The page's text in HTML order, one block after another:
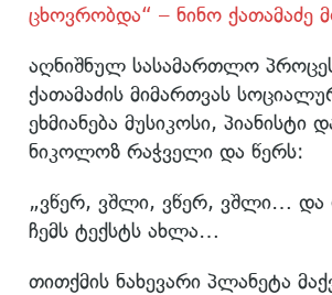
ცხოვრობდა“ – ნინო ქათამაძე
აღნიშნულ სასამართლო
ქათამაძის მიმართვას
ეხმიანება მუსიკოსი,
ნიკოლოზ რაჭველი და წერს:
„ვწერ, ვშლი, ვწერ, ვშლი… და
ჩემს ტექსტს ახლა…
თითქმის ნახევარი პლანეტა